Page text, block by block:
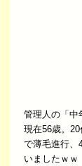
管理人の「中
現在56歳。
で薄毛進行、
いましたｗｗ